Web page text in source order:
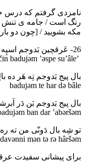
نامزدی گرفتم که درس
رنگ است / جامه ی تنش
مکه بشویید / [چون دو
’arәqčin badujәm ’әspe su’âle
badujәm te har dә bâle
ban dar ’abәršәm
davәnni mәn tә rә hâršәm
برای پیشانی سفیدت